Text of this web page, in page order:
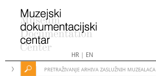
HR| EN
PRETRAŽIVANJE ARHIVA ZASLUŽNIH MUZEALACA